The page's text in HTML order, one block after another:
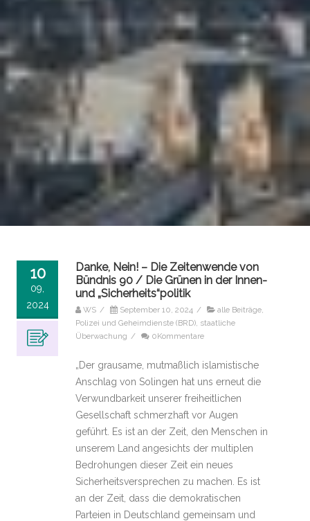
10
09,
2024
Danke, Nein! – Die Zeitenwende von
Bündnis 90 / Die Grünen in der Innen-
und „Sicherheits“politik
WS / September 10, 2024 / alle Beiträge
Polizei und Geheimdienste (BRD) staatliche
Überwachung / 0Kommentare
„Der grausame, mutmaßlich islamistische
Anschlag von Solingen hat uns erneut die
Verwundbarkeit unserer freiheitlichen
Gesellschaft schmerzhaft vor Augen
geführt. Es ist an der Zeit, den Menschen in
unserem Land angesichts der multiplen
Bedrohungen dieser Zeit ein neues
Sicherheitsversprechen zu machen. Es ist
an der Zeit, dass die demokratischen
Parteien in Deutschland gemeinsam und